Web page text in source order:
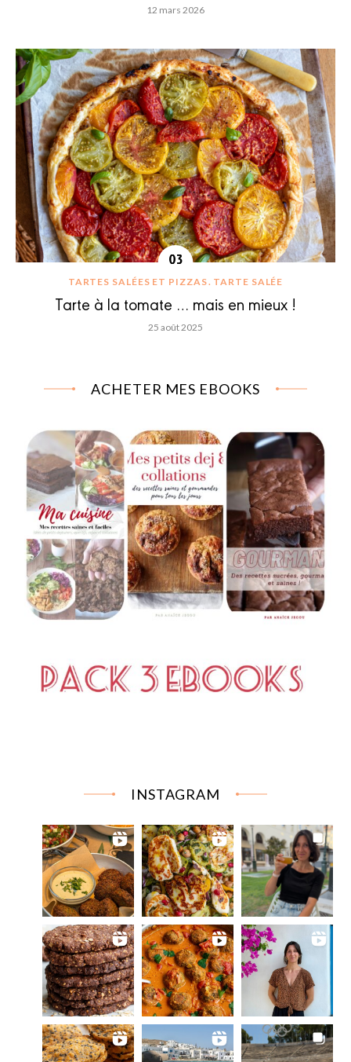
12 mars 2026
TARTES SALÉES ET PIZZAS TARTE SALÉE
Tarte à la tomate … mais en mieux !
25 août 2025
ACHETER MES EBOOKS
INSTAGRAM